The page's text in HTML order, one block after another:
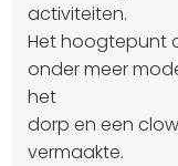
activiteiten.
Het hoogtepunt
onder meer
het
dorp en een
vermaakte.